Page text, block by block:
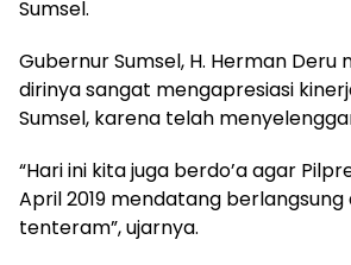
Sumsel.
Gubernur Sumsel, H. Herman Deru
dirinya sangat mengapresiasi
Sumsel, karena telah
“Hari ini kita juga berdo’a agar
April 2019 mendatang berlangsung
tenteram”, ujarnya.